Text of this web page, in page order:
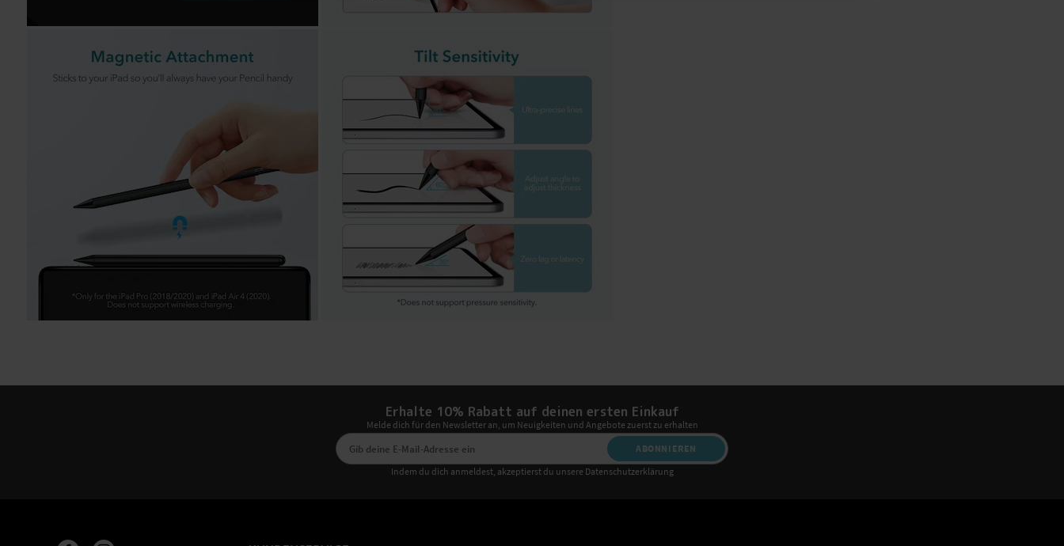
Erhalte 10% Rabatt auf deinen ersten Einkauf
Melde dich für den Newsletter an, um Neuigkeiten und Angebote zuerst zu erhalten
ABONNIEREN
Indem du dich anmeldest, akzeptierst du unsere Datenschutzerklärung